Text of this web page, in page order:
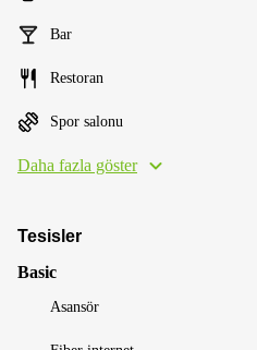
Bar
Restoran
Spor salonu
Daha fazla göster
Tesisler
Basic
Asansör